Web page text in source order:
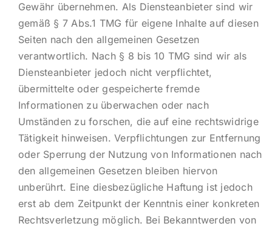
Gewähr übernehmen. Als Diensteanbieter sind wir
gemäß § 7 Abs.1 TMG für eigene Inhalte auf diesen
Seiten nach den allgemeinen Gesetzen
verantwortlich. Nach § 8 bis 10 TMG sind wir als
Diensteanbieter jedoch nicht verpflichtet,
übermittelte oder gespeicherte fremde
Informationen zu überwachen oder nach
Umständen zu forschen, die auf eine rechtswidrige
Tätigkeit hinweisen. Verpflichtungen zur Entfernung
oder Sperrung der Nutzung von Informationen nach
den allgemeinen Gesetzen bleiben hiervon
unberührt. Eine diesbezügliche Haftung ist jedoch
erst ab dem Zeitpunkt der Kenntnis einer konkreten
Rechtsverletzung möglich. Bei Bekanntwerden von